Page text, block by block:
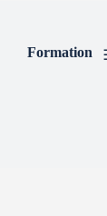
Formation